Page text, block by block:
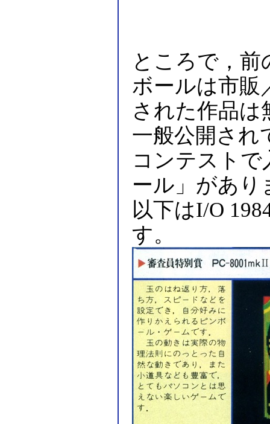
ところで，前
ボールは市販
された作品は
一般公開され
コンテスト
ール」があり
以下はI/O
す。